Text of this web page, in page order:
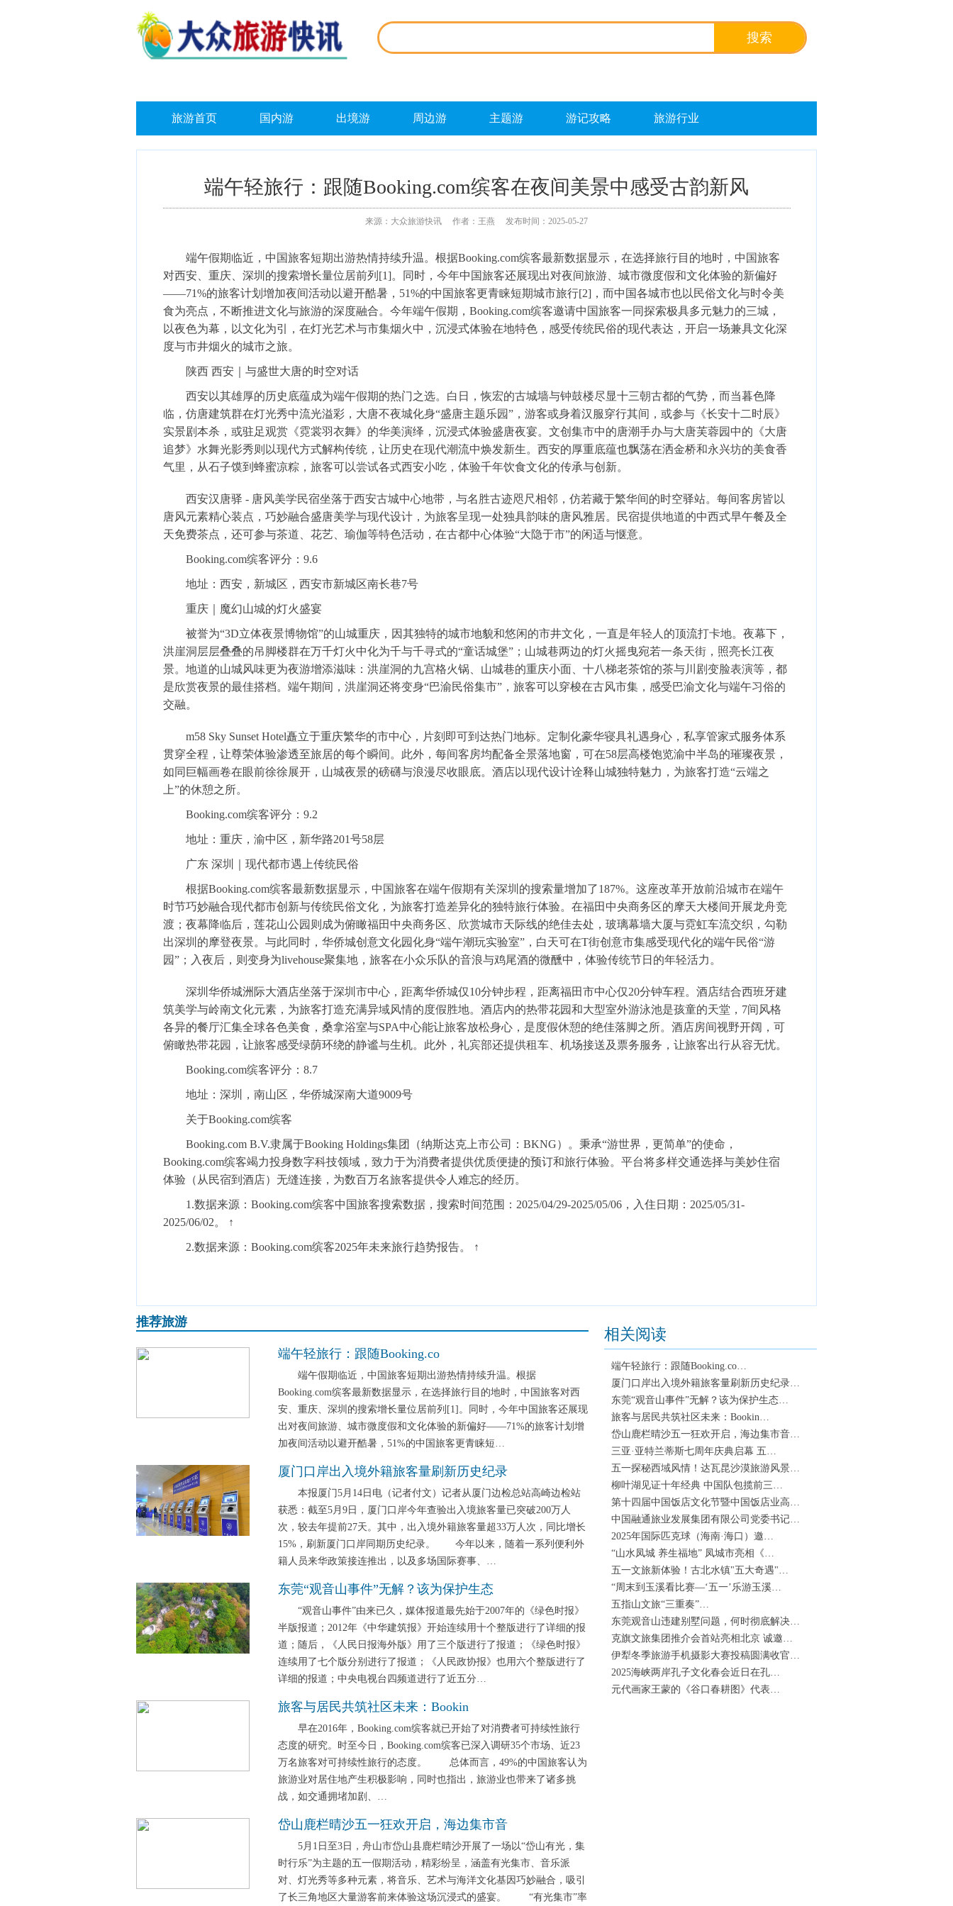
旅游首页 国内游 出境游 周边游 主题游 游记攻略 旅游行业
端午轻旅行：跟随Booking.com缤客在夜间美景中感受古韵新风
来源：大众旅游快讯 作者：王燕 发布时间：2025-05-27
端午假期临近，中国旅客短期出游热情持续升温。根据Booking.com缤客最新数据显示，在选择旅行目的地时，中国旅客
对西安、重庆、深圳 的搜索增长量位居前列[1]。同时，今年中国旅客还展现出对夜间旅游、 城市微度假和文化体验的新偏好
——71%的旅客计划增加夜间活动以避开酷暑，51%的中国旅客更青睐短期城市旅行[2]，而中国各城市也以民俗文化与时令美
食为亮点，不断推进文化与旅游的深度融合。今年端午假期，Booking.com缤客邀请中国旅客一同探索极具多元魅力的三城，
以夜色为幕，以文化为引，在灯光艺术与市集烟火中，沉浸式体验在地特色，感受传统民俗的现代表达，开启一场兼具文化深
度与市井烟火的城市之旅。
陕西西安｜与盛世大唐的时空对话
西安以其雄厚的历史底蕴成为端午假期的热门之选。白日，恢宏的古城墙与钟鼓楼尽显十三朝古都的气势，而当暮色降
临，仿唐建筑群在灯光秀中流光溢彩，大唐不夜城化身“盛唐主题乐园”，游客或身着汉服穿行其间，或参与《长安十二时辰》
实景剧本杀，或驻足观赏《霓裳羽衣舞》的华美演绎，沉浸式体验盛唐夜宴。文创集市中的唐潮手办与大唐芙蓉园中的《大唐
追梦》水舞光影秀则以现代方式解构传统，让历史在现代潮流中焕发新生。西安的厚重底蕴也飘荡在洒金桥和永兴坊的美食香
气里，从石子馍到蜂蜜凉粽，旅客可以尝试各式西安小吃，体验千年饮食文化的传承与创新。
西安汉唐驿 - 唐风美学民宿坐落于西安古城中心地带，与名胜古迹咫尺相邻，仿若藏于繁华间的时空驿站。每间客房皆以
唐风元素精心装点，巧妙融合盛唐美学与现代设计，为旅客呈现一处独具韵味的唐风雅居。民宿提供地道的中西式早午餐及全
天免费茶点，还可参与茶道、花艺、瑜伽等特色活动，在古都中心体验“大隐于市”的闲适与惬意。
Booking.com缤客评分 ：9.6
地址 ：西安，新城区，西安市新城区南长巷7号
重庆｜魔幻山城的灯火盛宴
被誉为“3D立体夜景博物馆”的山城重庆，因其独特的城市地貌和悠闲的市井文化，一直是年轻人的顶流打卡地。夜幕下，
洪崖洞层层叠叠的吊脚楼群在万千灯火中化为千与千寻式的“童话城堡”；山城巷两边的灯火摇曳宛若一条天街，照亮长江夜
景。地道的山城风味更为夜游增添滋味：洪崖洞的九宫格火锅、山城巷的重庆小面、十八梯老茶馆的茶与川剧变脸表演等，都
是欣赏夜景的最佳搭档。端午期间，洪崖洞还将变身“巴渝民俗集市”，旅客可以穿梭在古风市集，感受巴渝文化与端午习俗的
交融。
m58 Sky Sunset Hotel矗立于重庆繁华的市中心，片刻即可到达热门地标。定制化豪华寝具礼遇身心，私享管家式服务体系
贯穿全程，让尊荣体验渗透至旅居的每个瞬间。此外，每间客房均配备全景落地窗，可在58层高楼饱览渝中半岛的璀璨夜景，
如同巨幅画卷在眼前徐徐展开，山城夜景的磅礴与浪漫尽收眼底。酒店以现代设计诠释山城独特魅力，为旅客打造“云端之
上”的休憩之所。
Booking.com缤客评分 ：9.2
地址 ：重庆，渝中区，新华路201号58层
广东 深圳 ｜现代都市遇上传统民俗
根据Booking.com缤客最新数据显示，中国旅客在端午假期有关深圳的搜索量增加了187%。这座改革开放前沿城市在端午
时节巧妙融合现代都市创新与传统民俗文化，为旅客打造差异化的独特旅行体验。在福田中央商务区的摩天大楼间开展龙舟竞
渡；夜幕降临后，莲花山公园则成为俯瞰福田中央商务区、欣赏城市天际线的绝佳去处，玻璃幕墙大厦与霓虹车流交织，勾勒
出深圳的摩登夜景。与此同时，华侨城创意文化园化身“端午潮玩实验室”，白天可在T街创意市集感受现代化的端午民俗“游
园”；入夜后，则变身为livehouse聚集地，旅客在小众乐队的音浪与鸡尾酒的微醺中，体验传统节日的年轻活力。
深圳华侨城洲际大酒店坐落于深圳市中心，距离华侨城仅10分钟步程，距离福田市中心仅20分钟车程。酒店结合西班牙建
筑美学与岭南文化元素，为旅客打造充满异域风情的度假胜地。酒店内的热带花园和大型室外游泳池是孩童的天堂，7间风格
各异的餐厅汇集全球各色美食，桑拿浴室与SPA中心能让旅客放松身心，是度假休憩的绝佳落脚之所。酒店房间视野开阔，可
俯瞰热带花园，让旅客感受绿荫环绕的静谧与生机。此外，礼宾部还提供租车、机场接送及票务服务，让旅客出行从容无忧。
Booking.com缤客评分 ：8.7
地址 ：深圳，南山区，华侨城深南大道9009号
关于Booking.com缤客
Booking.com B.V.隶属于Booking Holdings集团（纳斯达克上市公司：BKNG）。秉承“游世界，更简单”的使命，
Booking.com缤客竭力投身数字科技领域，致力于为消费者提供优质便捷的预订和旅行体验。平台将多样交通选择与美妙住宿
体验（从民宿到酒店）无缝连接，为数百万名旅客提供令人难忘的经历。
1.数据来源：Booking.com缤客中国旅客搜索数据，搜索时间范围：2025/04/29-2025/05/06，入住日期：2025/05/31-
2025/06/02。 ↑
2.数据来源：Booking.com缤客2025年未来旅行趋势报告。 ↑
推荐旅游
端午轻旅行：跟随Booking.co
端午假期临近，中国旅客短期出游热情持续升温。根据
Booking.com缤客最新数据显示，在选择旅行目的地时，中国旅客对西
安、重庆、深圳的搜索增长量位居前列[1]。同时，今年中国旅客还展现
出对夜间旅游、城市微度假和文化体验的新偏好——71%的旅客计划增
加夜间活动以避开酷暑，51%的中国旅客更青睐短…
厦门口岸出入境外籍旅客量刷新历史纪录
本报厦门5月14日电（记者付文）记者从厦门边检总站高崎边检站
获悉：截至5月9日，厦门口岸今年查验出入境旅客量已突破200万人
次，较去年提前27天。其中，出入境外籍旅客量超33万人次，同比增长
15%，刷新厦门口岸同期历史纪录。 今年以来，随着一系列便利外
籍人员来华政策接连推出，以及多场国际赛事、…
东莞“观音山事件”无解？该为保护生态
“观音山事件”由来已久，媒体报道最先始于2007年的《绿色时报》
半版报道；2012年《中华建筑报》开始连续用十个整版进行了详细的报
道；随后，《人民日报海外版》用了三个版进行了报道；《绿色时报》
连续用了七个版分别进行了报道；《人民政协报》也用六个整版进行了
详细的报道；中央电视台四频道进行了近五分…
旅客与居民共筑社区未来：Bookin
早在2016年，Booking.com缤客就已开始了对消费者可持续性旅行
态度的研究。时至今日，Booking.com缤客已深入调研35个市场、近23
万名旅客对可持续性旅行的态度。 总体而言，49%的中国旅客认为
旅游业对居住地产生积极影响，同时也指出，旅游业也带来了诸多挑
战，如交通拥堵加剧、…
岱山鹿栏晴沙五一狂欢开启，海边集市音
5月1日至3日，舟山市岱山县鹿栏晴沙开展了一场以“岱山有光，集
时行乐”为主题的五一假期活动，精彩纷呈，涵盖有光集市、音乐派
对、灯光秀等多种元素，将音乐、艺术与海洋文化基因巧妙融合，吸引
了长三角地区大量游客前来体验这场沉浸式的盛宴。 “有光集市”率
相关阅读
端午轻旅行：跟随Booking.co…
厦门口岸出入境外籍旅客量刷新历史纪录…
东莞“观音山事件”无解？该为保护生态…
旅客与居民共筑社区未来：Bookin…
岱山鹿栏晴沙五一狂欢开启，海边集市音…
三亚·亚特兰蒂斯七周年庆典启幕 五…
五一探秘西域风情！达瓦昆沙漠旅游风景…
柳叶湖见证十年经典 中国队包揽前三…
第十四届中国饭店文化节暨中国饭店业高…
中国融通旅业发展集团有限公司党委书记…
2025年国际匹克球（海南·海口）邀…
“山水凤城 养生福地” 凤城市亮相《…
五一文旅新体验！古北水镇"五大奇遇"…
“周末到玉溪看比赛—‘五一’乐游玉溪…
五指山文旅“三重奏”…
东莞观音山违建别墅问题，何时彻底解决…
克旗文旅集团推介会首站亮相北京 诚邀…
伊犁冬季旅游手机摄影大赛投稿圆满收官…
2025海峡两岸孔子文化春会近日在孔…
元代画家王蒙的《谷口春耕图》代表…